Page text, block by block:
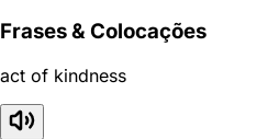
Frases & Colocações
act of kindness